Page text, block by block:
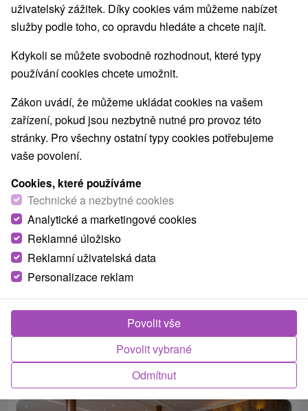
Vyberte lokalitu nebo termín
Nejprodávanější
1.
Pobyt ve stylových chatkách přímo v
Tatralandii: Neomezené multi-vstupy do
aquaparku a lanovky
Od 1 Noci
Snídaně, Polopenze
Užijte si pobyt a získejte skipasy/lístky na lanovky
do středisek Jasná a Vysoké Tatry a vstupy do
vodních parků pro každou osobu.
uživatelský zážitek. Díky cookies vám můžeme nabízet
služby podle toho, co opravdu hledáte a chcete najít.
Kdykoli se můžete svobodně rozhodnout, které typy
používání cookies chcete umožnit.
Zákon uvádí, že můžeme ukládat cookies na vašem
zařízení, pokud jsou nezbytně nutné pro provoz této
stránky. Pro všechny ostatní typy cookies potřebujeme
vaše povolení.
Cookies, které používáme
Technické a nezbytné cookies
Analytické a marketingové cookies
Reklamné úložisko
Reklamní uživatelská data
Personalizace reklam
Odmítnut
Povolit vybrané
Povolit vše